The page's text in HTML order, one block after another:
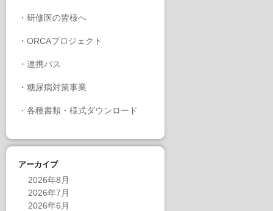
・ 研修医の皆様へ
・ ORCAプロジェクト
・ 連携パス
・ 糖尿病対策事業
・ 各種書類・様式ダウンロード
アーカイブ
2026年8月
2026年7月
2026年6月